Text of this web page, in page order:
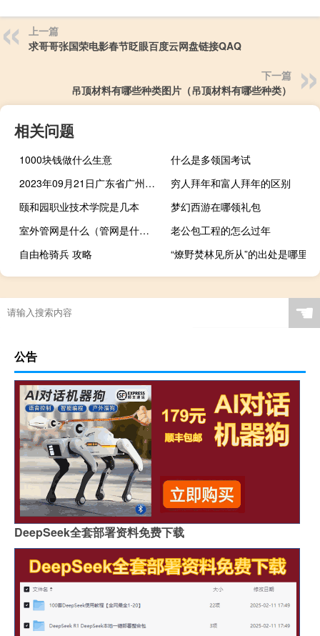
上一篇
求哥哥张国荣电影春节眨眼百度云网盘链接QAQ
下一篇
吊顶材料有哪些种类图片（吊顶材料有哪些种类）
相关问题
1000块钱做什么生意
什么是多领国考试
2023年09月21日广东省广州市疫情大数据-今日/今天疫情全网搜索最新实时消息动态情况通知播报
穷人拜年和富人拜年的区别
颐和园职业技术学院是几本
梦幻西游在哪领礼包
室外管网是什么（管网是什么）
老公包工程的怎么过年
自由枪骑兵 攻略
“燎野焚林见所从”的出处是哪里
☚
公告
DeepSeek全套部署资料免费下载